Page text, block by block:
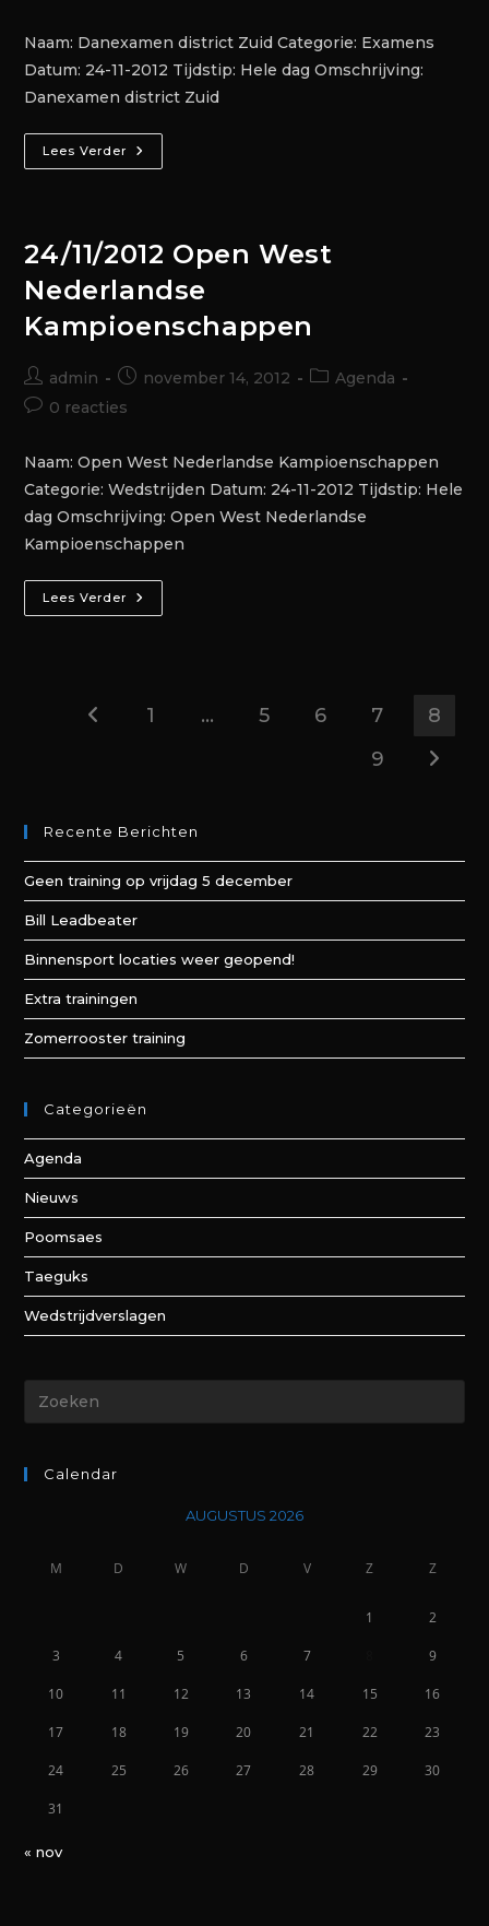
Naam: Danexamen district Zuid Categorie: Examens
Datum: 24-11-2012 Tijdstip: Hele dag Omschrijving:
Danexamen district Zuid
Lees Verder
24/11/2012 Open West
Nederlandse
Kampioenschappen
admin november 14, 2012
Agenda
0 reacties
Naam: Open West Nederlandse Kampioenschappen
Categorie: Wedstrijden Datum: 24-11-2012 Tijdstip: Hele
dag Omschrijving: Open West Nederlandse
Kampioenschappen
Lees Verder
1 … 5 6 7
8
9
Recente Berichten
Geen training op vrijdag 5 december
Bill Leadbeater
Binnensport locaties weer geopend!
Extra trainingen
Zomerrooster training
Categorieën
Agenda
Nieuws
Poomsaes
Taeguks
Wedstrijdverslagen
Calendar
AUGUSTUS 2026
M D W D V Z Z
1 2
3 4 5 6 7 9
10 11 12 13 14 15 16
17 18 19 20 21 22 23
24 25 26 27 28 29 30
31
« nov